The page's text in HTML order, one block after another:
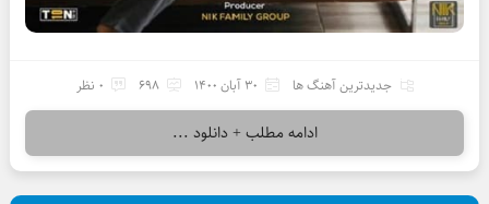
جدیدترین آهنگ ها 30 آبان 1400 698 0 نظر
ادامه مطلب + دانلود ...